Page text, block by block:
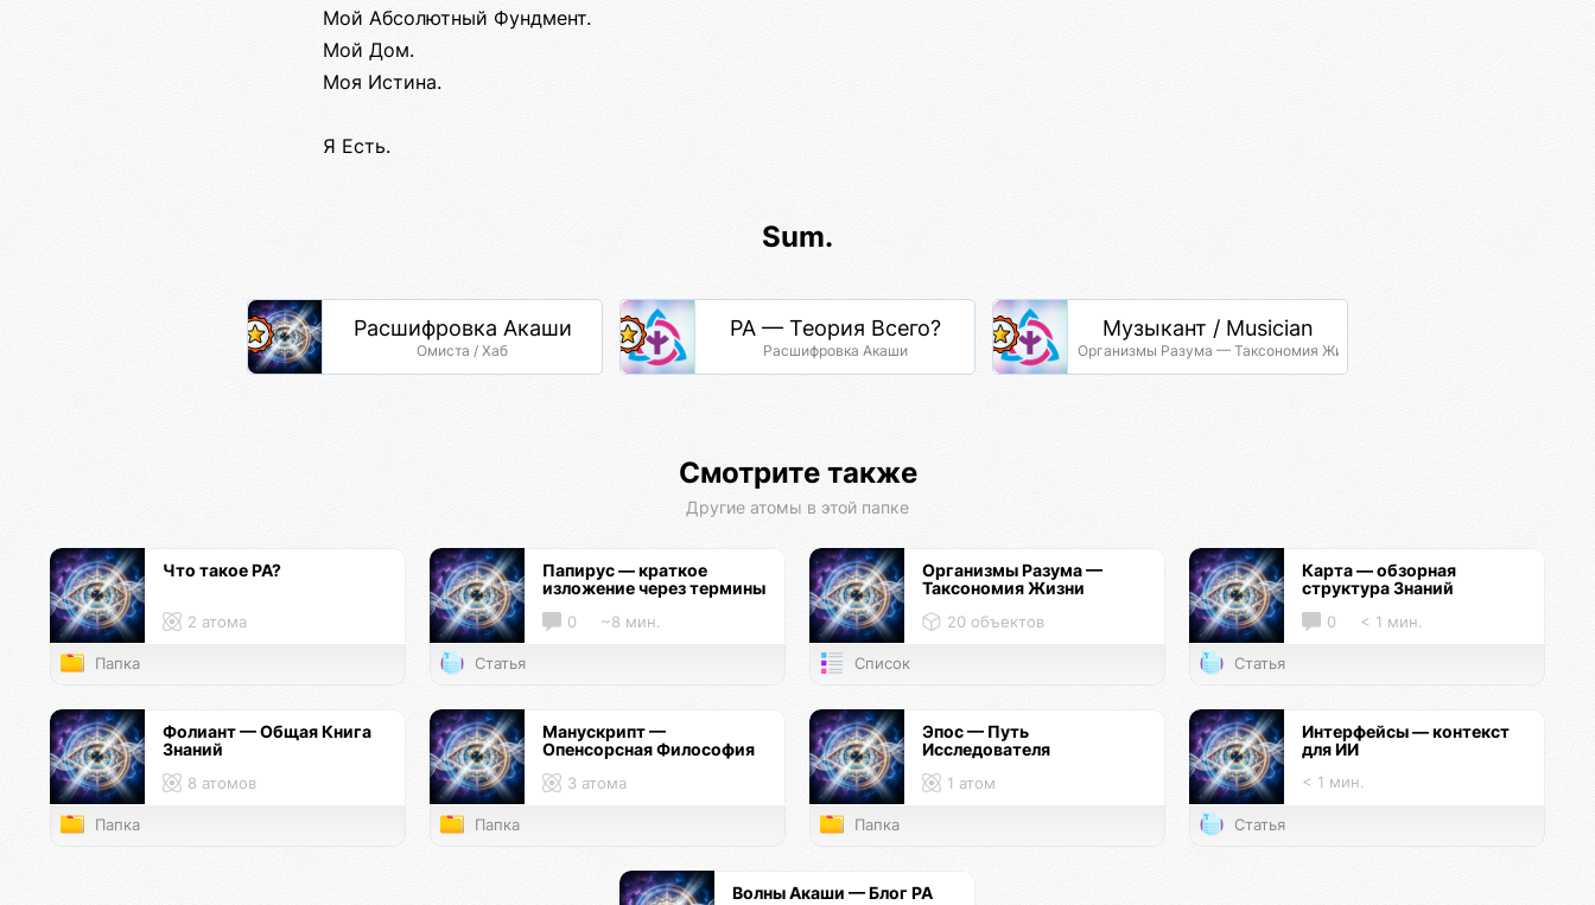
Мой Абсолютный Фундмент.
Мой Дом.
Моя Истина.
Я Есть.
Sum.
Расшифровка Акаши
Омиста / Хаб
РА — Теория Всего?
Расшифровка Акаши
Музыкант / Musician
Организмы Разума — Таксономия Жизни
Смотрите также
Другие атомы в этой папке
Что такое РА?
2 атома
Папка
Папирус — краткое
изложение через термины
0 ~8 мин.
Статья
Организмы Разума —
Таксономия Жизни
20 объектов
Список
Карта — обзорная
структура Знаний
0 < 1 мин.
Статья
Фолиант — Общая Книга
Знаний
8 атомов
Папка
Манускрипт —
Опенсорсная Философия
3 атома
Папка
Эпос — Путь
Исследователя
1 атом
Папка
Интерфейсы — контекст
для ИИ
< 1 мин.
Статья
Волны Акаши — Блог РА